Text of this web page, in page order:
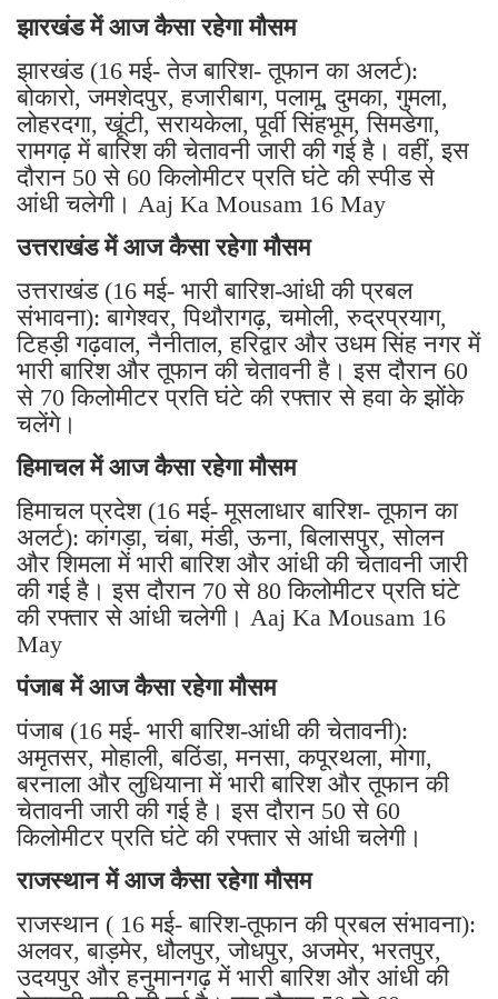
झारखंड में आज कैसा रहेगा मौसम
झारखंड (16 मई- तेज बारिश- तूफान का अलर्ट):
बोकारो, जमशेदपुर, हजारीबाग, पलामू, दुमका, गुमला,
लोहरदगा, खूंटी, सरायकेला, पूर्वी सिंहभूम, सिमडेगा,
रामगढ़ में बारिश की चेतावनी जारी की गई है। वहीं, इस
दौरान 50 से 60 किलोमीटर प्रति घंटे की स्पीड से
आंधी चलेगी। Aaj Ka Mousam 16 May
उत्तराखंड में आज कैसा रहेगा मौसम
उत्तराखंड (16 मई- भारी बारिश-आंधी की प्रबल
संभावना): बागेश्वर, पिथौरागढ़, चमोली, रुद्रप्रयाग,
टिहड़ी गढ़वाल, नैनीताल, हरिद्वार और उधम सिंह नगर में
भारी बारिश और तूफान की चेतावनी है। इस दौरान 60
से 70 किलोमीटर प्रति घंटे की रफ्तार से हवा के झोंके
चलेंगे।
हिमाचल में आज कैसा रहेगा मौसम
हिमाचल प्रदेश (16 मई- मूसलाधार बारिश- तूफान का
अलर्ट): कांगड़ा, चंबा, मंडी, ऊना, बिलासपुर, सोलन
और शिमला में भारी बारिश और आंधी की चेतावनी जारी
की गई है। इस दौरान 70 से 80 किलोमीटर प्रति घंटे
की रफ्तार से आंधी चलेगी। Aaj Ka Mousam 16
May
पंजाब में आज कैसा रहेगा मौसम
पंजाब (16 मई- भारी बारिश-आंधी की चेतावनी):
अमृतसर, मोहाली, बठिंडा, मनसा, कपूरथला, मोगा,
बरनाला और लुधियाना में भारी बारिश और तूफान की
चेतावनी जारी की गई है। इस दौरान 50 से 60
किलोमीटर प्रति घंटे की रफ्तार से आंधी चलेगी।
राजस्थान में आज कैसा रहेगा मौसम
राजस्थान ( 16 मई- बारिश-तूफान की प्रबल संभावना):
अलवर, बाड़मेर, धौलपुर, जोधपुर, अजमेर, भरतपुर,
उदयपुर और हनुमानगढ़ में भारी बारिश और आंधी की